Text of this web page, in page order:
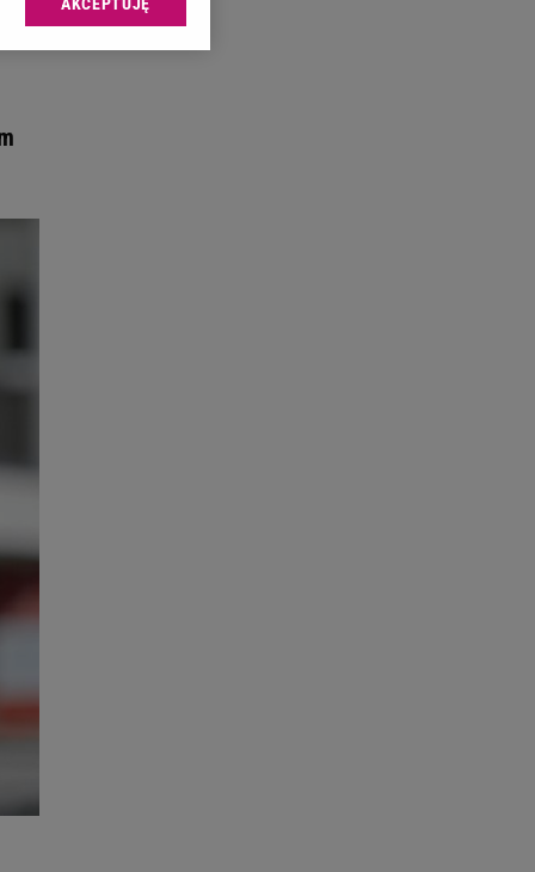
sp. z o.o., jej
Zmiana ustawień
reklam i treści,